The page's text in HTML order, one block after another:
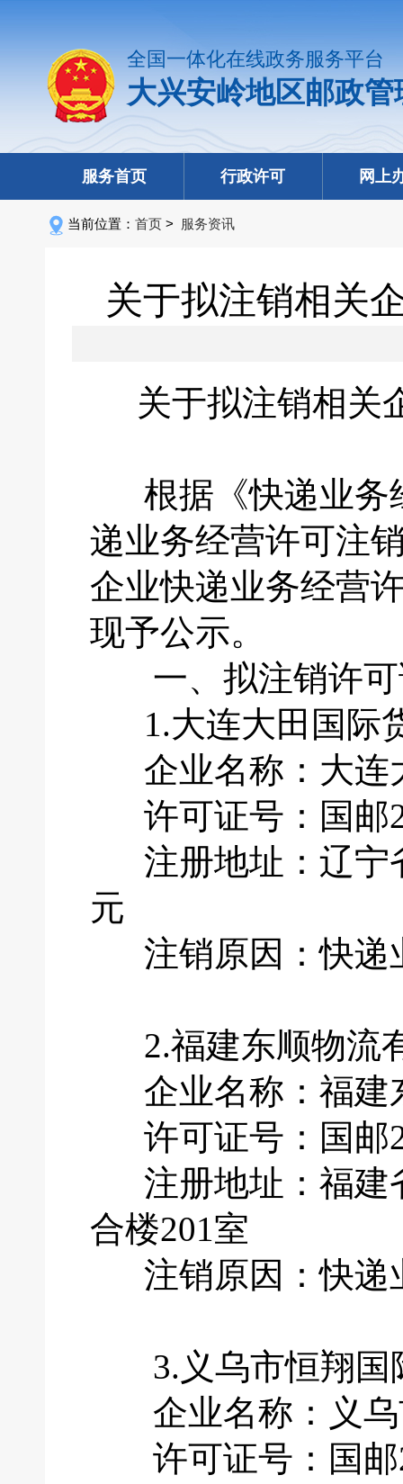
全国一体化在线政务服务平台
大兴安岭地区邮政
服务首页 行政许可 网上
当前位置： 首页 > 服务资讯
关于拟注销相关
关于拟注销相关
根据《快递业务
递业务经营许可注
企业快递业务经营
现予公示。
一、拟注销许可
1.大连大田国际
企业名称：大连
许可证号：国邮
注册地址：辽宁
元
注销原因：快递
2.福建东顺物流
企业名称：福建
许可证号：国邮
注册地址：福建
合楼201室
注销原因：快递
3.义乌市恒翔国
企业名称：义乌
许可证号：国邮